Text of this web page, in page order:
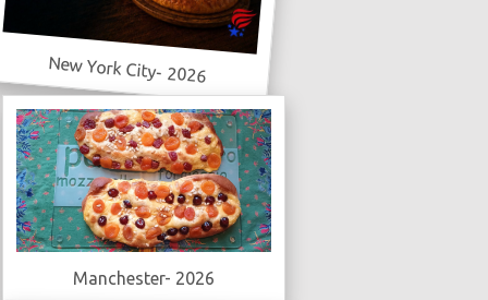
New York City- 2026
Manchester- 2026